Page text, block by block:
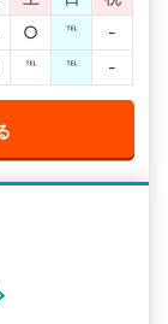
○ ℡
-
℡ ℡ -